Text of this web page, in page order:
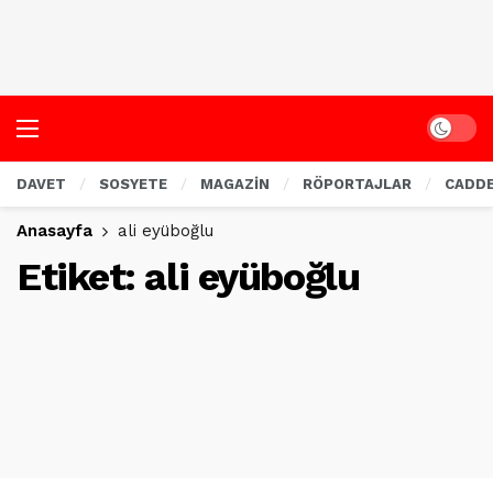
Dark
DAVET SOSYETE MAGAZİN RÖPORTAJLAR
Anasayfa ali eyüboğlu
Etiket: ali eyüboğlu